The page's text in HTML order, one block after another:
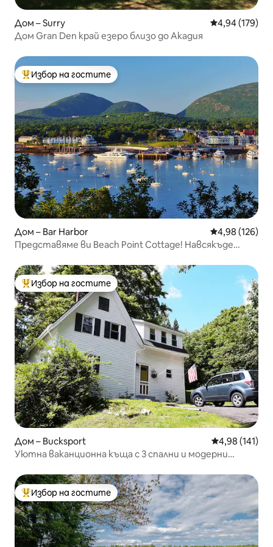
Дом – Surry Средна
4,94 (179)
Дом Gran Den край езеро близо до Акадия
Най-популярен избор на гостите
Избор на гостите
Дом – Bar Harbor Средна
4,98 (126)
Представяме ви Beach Point Cottage! Навсякъде
Най-популярен избор на гостите
Избор на гостите
Дом – Bucksport Средна
4,98 (141)
Уютна ваканционна къща с 3 спални и модерни
Най-популярен избор на гостите
Избор на гостите